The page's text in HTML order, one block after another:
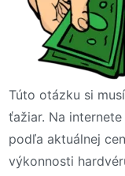
Túto otázku si
ťažiar. Na
podľa aktuálnej
výkonnosti